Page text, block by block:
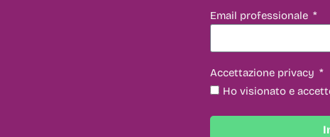
Email professionale
Accettazione privacy
Ho visionato e